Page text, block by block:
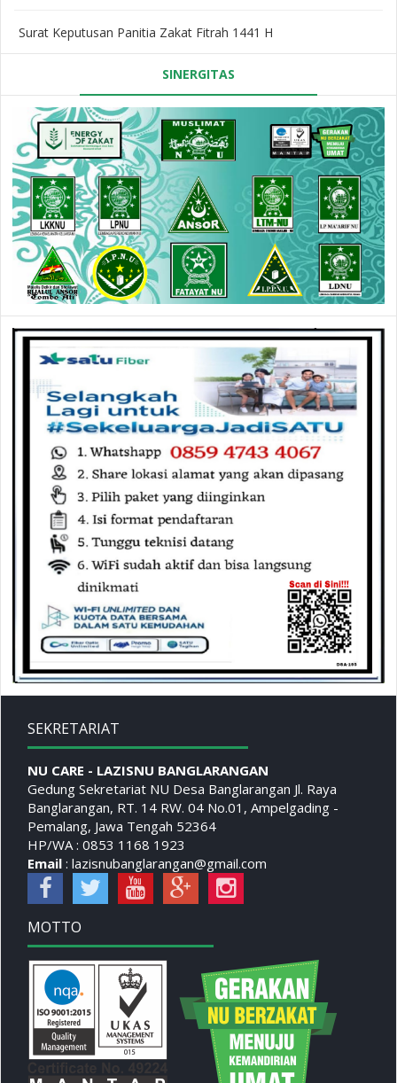
Surat Keputusan Panitia Zakat Fitrah 1441 H
SINERGITAS
SEKRETARIAT
NU CARE - LAZISNU BANGLARANGAN
Gedung Sekretariat NU Desa Banglarangan Jl. Raya
Banglarangan, RT. 14 RW. 04 No.01, Ampelgading -
Pemalang, Jawa Tengah 52364
HP/WA : 0853 1168 1923
Email: lazisnubanglarangan@gmail.com
MOTTO